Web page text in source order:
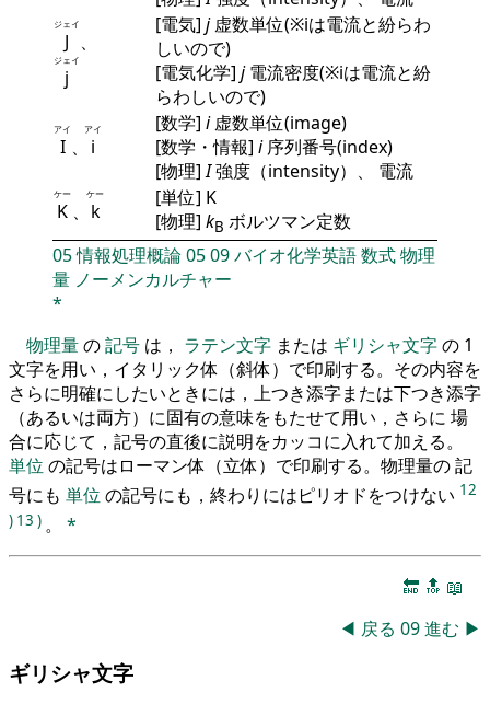
J
ジェイ
、
j
ジェイ
[電気] j虚数単位(※iは電流と紛らわ
しいので)
[電気化学] j電流密度(※iは電流と紛
らわしいので)
I
アイ
、 i
アイ [数学] i虚数単位(image)
[数学・情報] i序列番号(index)
[物理]I強度（intensity）、 電流
K
ケー
、 k
ケー
[単位] K
[物理] kB ボルツマン定数
05情報処理概論0509バイオ化学英語数式物理
量 ノーメンカルチャー
*
物理量の記号 は， ラテン文字 または ギリシャ文字の 1
文字を用い，イタリック体（斜体）で印刷する。その内容を
さらに明確にしたいときには，上つき添字または下つき添字
（あるいは両方）に固有の意味をもたせて用い，さらに 場
合に応じて，記号の直後に説明をカッコに入れて加える。
単位 の記号はローマン体（立体）で印刷する。物理量の 記
号にも 単位の記号にも，終わりにはピリオドをつけない 12
) 13 ) 。 *
🔚 🔝 📖
◀ 戻る 09進む ▶
ギリシャ文字